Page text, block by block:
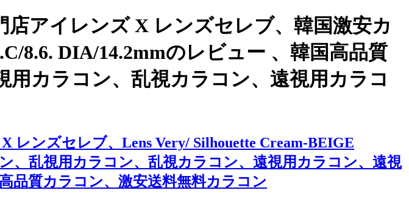
アイレンズ X レンズセレブ、韓国激安カ
8.6. DIA/14.2mmのレビュー 、韓国高品質
カラコン、乱視カラコン、遠視用カラコ
レンズセレブ、Lens Very/ Silhouette Cream-BEIGE
、乱視用カラコン、乱視カラコン、遠視用カラコン、遠視
品質カラコン、激安送料無料カラコン